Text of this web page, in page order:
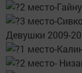
2 место-
3 место-
Девушки 2009-
1 место-
2 место-